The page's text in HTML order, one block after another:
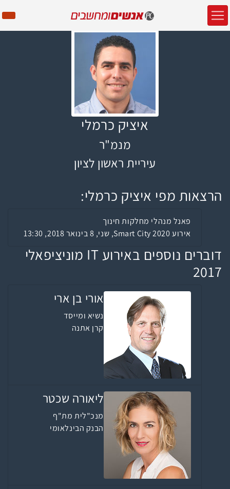
איציק כרמלי
מנמ"ר
עיריית ראשון לציון
הרצאות מפי איציק כרמלי:
פאנל מנהלי מחלקות חינוך
אירוע Smart City 2020, שני, 8 בינואר 2018, 13:30
דוברים נוספים באירוע IT מוניציפאלי
2017
אורי בן ארי
נשיא ומייסד
קרן אתנה
ליאורה שכטר
מנכ"לית מת"ף
הבנק הבינלאומי